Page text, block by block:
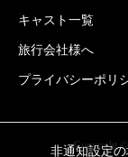
キャスト一覧
旅行会社様へ
プライバシーポリ
Copyright
非通知設定